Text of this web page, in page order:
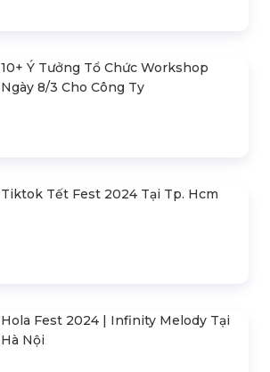
10+ Ý Tưởng Tổ Chức Workshop
Ngày 8/3 Cho Công Ty
Tiktok Tết Fest 2024 Tại Tp. Hcm
Hola Fest 2024 | Infinity Melody Tại
Hà Nội